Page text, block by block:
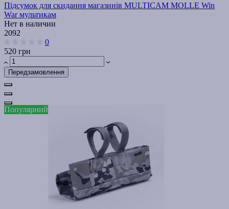
Підсумок для скидання магазинів MULTICAM MOLLE Win
War мультикам
Нет в наличии
2092
0
520 грн
Передзамовлення
Популярний